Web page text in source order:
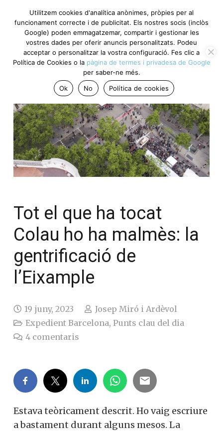
Tot el que ha tocat
Colau ho ha malmès: la
gentrificació de
l’Eixample
19 juny, 2023
Josep Miró i Ardèvol
Expedient Barcelona,Punts clau del dia
4 comentaris
Estava teòricament descrit. Ho vaig escriure
a bastament durant alguns mesos. La
Utilitzem cookies d'analítica anònimes, pròpies per al
funcionament correcte i de publicitat. Els nostres socis (inclòs
Google) poden emmagatzemar, compartir i gestionar les
vostres dades per oferir anuncis personalitzats. Podeu
acceptar o personalitzar la vostra configuració. Fes clic a
Política de Cookies o la pàgina de termes i privadesa de Google
per saber-ne més.
Ok
No Política de cookies